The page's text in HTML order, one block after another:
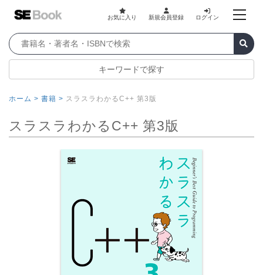
お気に入り 新規会員登録 ログイン
キーワードで探す
ホーム > 書籍 > スラスラわかるC++ 第3版
スラスラわかるC++ 第3版